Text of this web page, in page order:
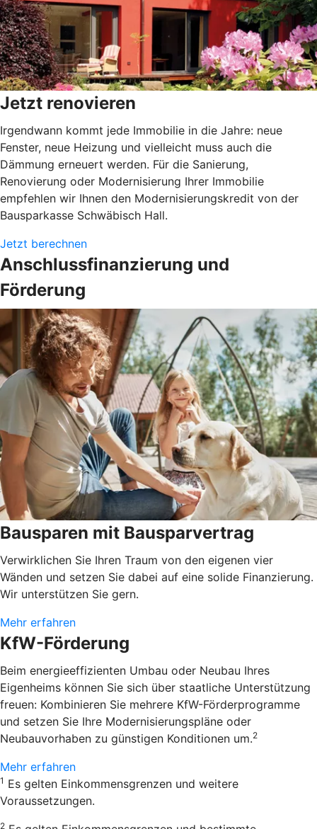
Jetzt renovieren
Irgendwann kommt jede Immobilie in die Jahre: neue
Fenster, neue Heizung und vielleicht muss auch die
Dämmung erneuert werden. Für die Sanierung,
Renovierung oder Modernisierung Ihrer Immobilie
empfehlen wir Ihnen den Modernisierungskredit von der
Bausparkasse Schwäbisch Hall.
Jetzt berechnen
Anschlussfinanzierung und
Förderung
Bausparen mit Bausparvertrag
Verwirklichen Sie Ihren Traum von den eigenen vier
Wänden und setzen Sie dabei auf eine solide Finanzierung.
Wir unterstützen Sie gern.
Mehr erfahren
KfW-Förderung
Beim energieeffizienten Umbau oder Neubau Ihres
Eigenheims können Sie sich über staatliche Unterstützung
freuen: Kombinieren Sie mehrere KfW-Förderprogramme
und setzen Sie Ihre Modernisierungspläne oder
Neubauvorhaben zu günstigen Konditionen um.2
Mehr erfahren
1 Es gelten Einkommensgrenzen und weitere
Voraussetzungen.
2